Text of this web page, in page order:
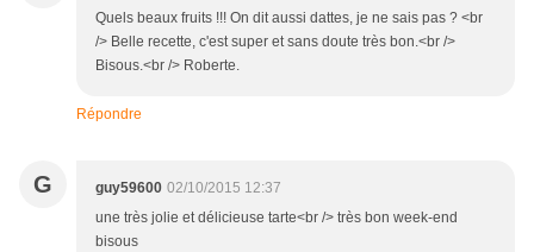
Quels beaux fruits !!! On dit aussi dattes, je ne sais pas ? <br
/> Belle recette, c'est super et sans doute très bon.<br />
Bisous.<br /> Roberte.
Répondre
G guy59600 02/10/2015 12:37
une très jolie et délicieuse tarte<br /> très bon week-end
bisous